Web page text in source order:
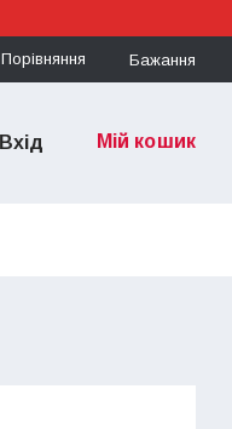
Порівняння Бажання
Вхід Мій кошик